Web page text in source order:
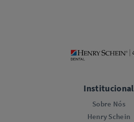
Institucional
Sobre Nós
Henry Schein